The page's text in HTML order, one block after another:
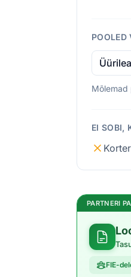
POOLED
Mõlemad
EI SOBI,
PARTNERI
FIE-